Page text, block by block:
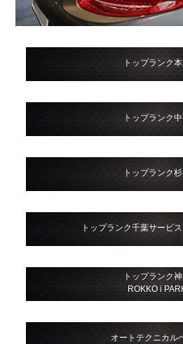
トップランク
トップランク
トップランク
トップランク千葉サービ
トップランク
ROKKO i
オートテクニカル